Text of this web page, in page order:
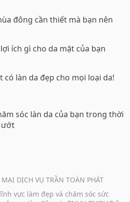
đông cần thiết mà bạn nên
ích gì cho da mặt của bạn
có làn da đẹp cho mọi loại da!
sóc làn da của bạn trong thời
ướt
DỊCH VỤ TRẦN TOÀN PHÁT
vực làm đẹp và chăm sóc sức